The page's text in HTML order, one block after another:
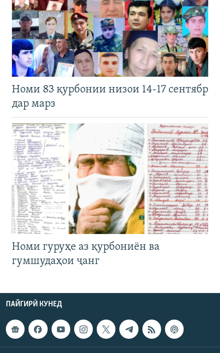
Номи 83 қурбонии низои 14-17 сентябр
дар марз
Номи гуруҳе аз қурбониён ва
гумшудаҳои ҷанг
ПАЙГИРӢ КУНЕД